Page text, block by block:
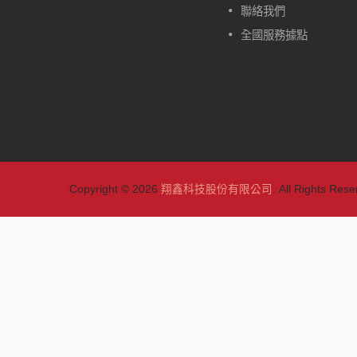
聯絡我們
全國服務據點
的。除了一般型的W417，另外還
W417-CA、W417-HA、W417-
Copyright © 2026 翔鑫科技股份有限公司 . All Rights